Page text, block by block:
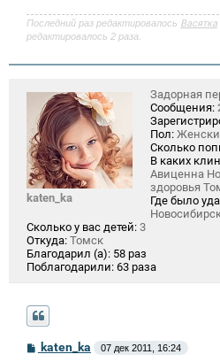
Последний раз редактировалось Васятка
редактировалось 2 раза.
katen_ka
Задорная
Сообщения:
Пол:
Сколько
В каких
Авиценна
здоровья
Где было
Сколько у вас детей: 3
Откуда: Томск
Благодарил (а): 58 раз
Поблагодарили: 63 раза
С
о
katen_ka 07 дек 2011, 16:24